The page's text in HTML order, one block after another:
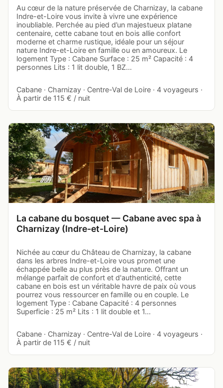
Au cœur de la nature préservée de Charnizay, la cabane
Indre-et-Loire vous invite à vivre une expérience
inoubliable. Perchée au pied d’un majestueux platane
centenaire, cette cabane tout en bois allie confort
moderne et charme rustique, idéale pour un séjour
nature Indre-et-Loire en famille ou en amoureux. Le
logement Type : Cabane Surface : 25 m² Capacité : 4
personnes Lits : 1 lit double, 1 BZ…
Cabane · Charnizay · Centre-Val de Loire · 4 voyageurs ·
À partir de 115 € / nuit
La cabane du bosquet — Cabane avec spa à
Charnizay (Indre-et-Loire)
Nichée au cœur du Château de Charnizay, la cabane
dans les arbres Indre-et-Loire vous promet une
échappée belle au plus près de la nature. Offrant un
mélange parfait de confort et d'authenticité, cette
cabane en bois est un véritable havre de paix où vous
pourrez vous ressourcer en famille ou en couple. Le
logement Type : Cabane Capacité : 4 personnes
Superficie : 25 m² Lits : 1 lit double et 1…
Cabane · Charnizay · Centre-Val de Loire · 4 voyageurs ·
À partir de 115 € / nuit